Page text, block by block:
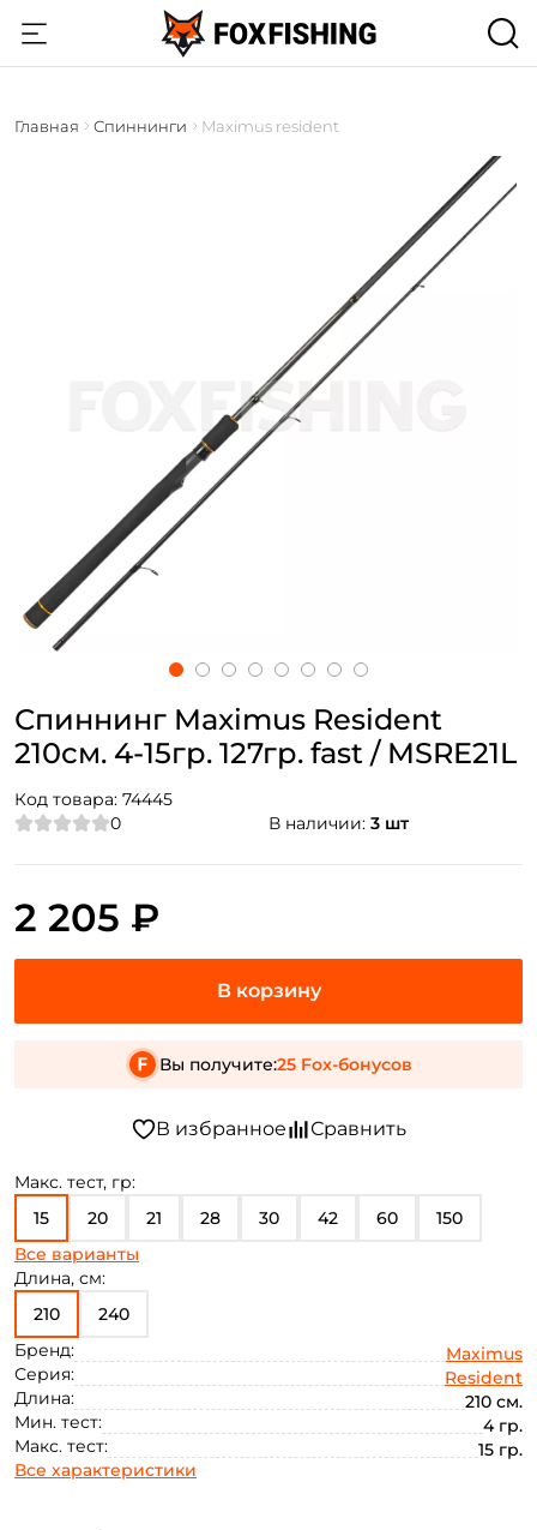
Главная Спиннинги Maximus resident
Спиннинг Maximus Resident
210см. 4-15гр. 127гр. fast / MSRE21L
Код товара: 74445
0
В наличии: 3 шт
Макс. тест, гр:
15
20 21 28 30 42 60 150
56
Все варианты
Длина, см:
210
240
Бренд:
Maximus
Серия:
Resident
Длина:
210 см.
Мин. тест:
4 гр.
Макс. тест:
15 гр.
Все характеристики
2 205 ₽
Вы получите:25 Fox-бонусов